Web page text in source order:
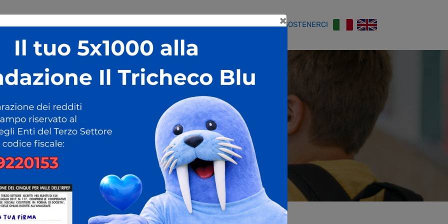
CHI SIAMO PROGETTI EVENTI E RASSEGNA STAMPA CONTATTI COME SOSTENERCI
"Così mi capisci"
×Close